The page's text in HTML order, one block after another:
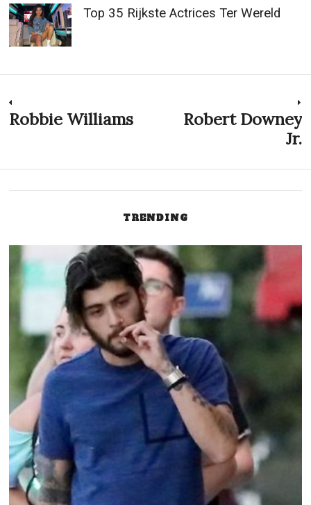
Top 35 Rijkste Actrices Ter Wereld
Post
Previous
Robbie Williams
Robert Downey
Jr.
TRENDING